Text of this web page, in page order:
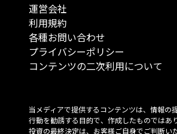
運営会社
利用規約
各種お問い合わせ
プライバシーポリシー
コンテンツの二次利用について
当メディアで提供するコンテンツは、情報の
行動を勧誘する目的で、作成したものではあ
投資の最終決定は、お客様ご自身でご判断い